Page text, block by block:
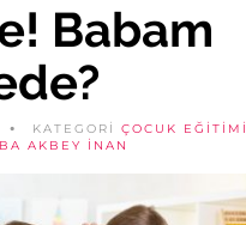
Babam
KATEGORİ ÇOCUK EĞITIMI
AKBEY İNAN